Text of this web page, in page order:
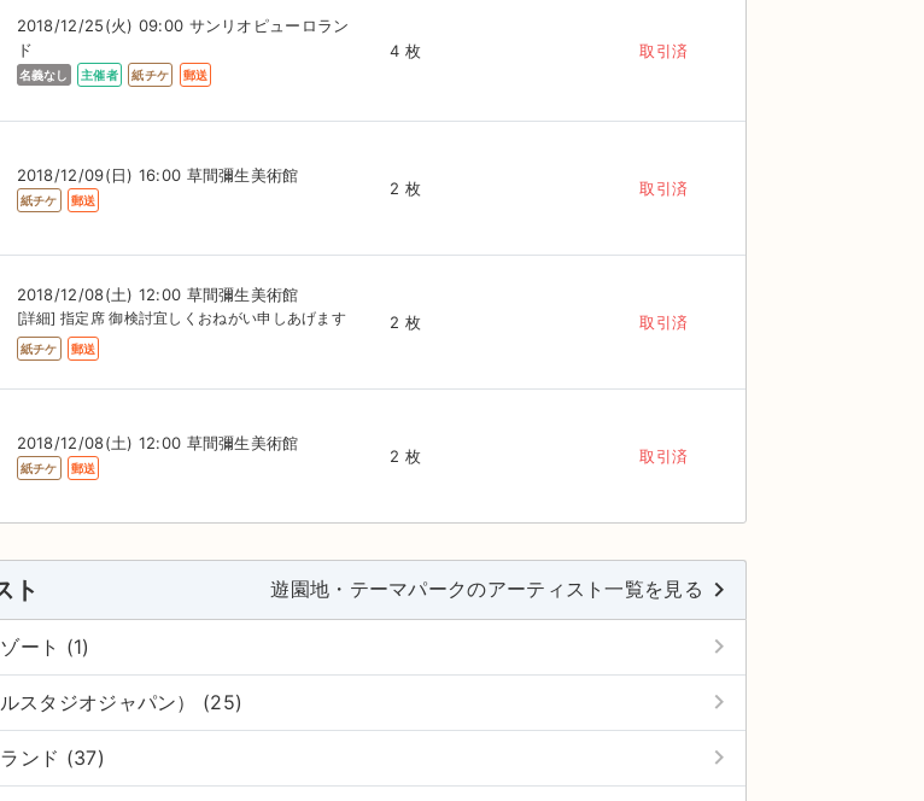
2018/12/25(火) 09:00 サンリオピューロラン
ド
名義なし 主催者 紙チケ 郵送
4 枚 取引済
2018/12/09(日) 16:00 草間彌生美術館
紙チケ 郵送
2 枚 取引済
2018/12/08(土) 12:00 草間彌生美術館
[詳細] 指定席 御検討宜しくおねがい申しあげます
紙チケ 郵送
2 枚 取引済
2018/12/08(土) 12:00 草間彌生美術館
紙チケ 郵送
2 枚 取引済
ト 遊園地・テーマパークのアーティスト一覧を見る keyboard_arrow_right
ート (1) keyboard_arrow_right
スタジオジャパン） (25) keyboard_arrow_right
ンド (37) keyboard_arrow_right